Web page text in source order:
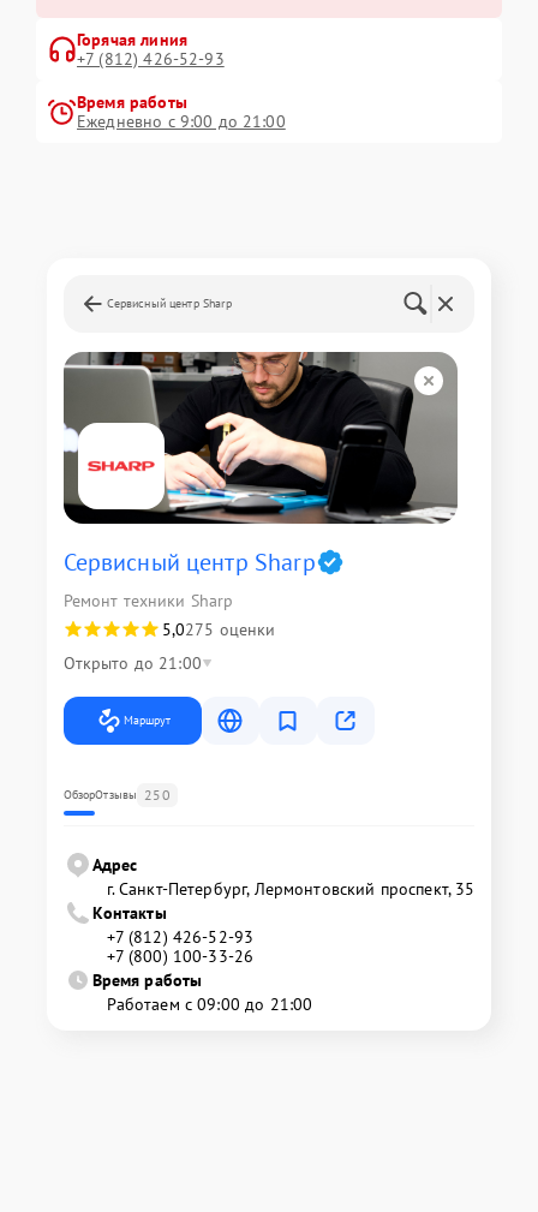
Горячая линия
+7 (812) 426-52-93
Время работы
Ежедневно с 9:00 до 21:00
Сервисный центр Sharp
Сервисный центр Sharp
Ремонт техники Sharp
5,0275 оценки
Открыто до 21:00
Маршрут
ОбзорОтзывы 250
Адрес
г. Санкт-Петербург, Лермонтовский проспект, 35
Контакты
+7 (812) 426-52-93
+7 (800) 100-33-26
Время работы
Работаем с 09:00 до 21:00